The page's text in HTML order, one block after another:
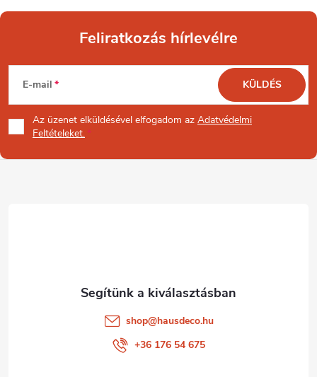
í
á
s
e
l
L
á
b
Feliratkozás hírlevélre
E-mail
Az üzenet elküldésével elfogadom az Adatvédelmi
Feltételeket.
KÜLDÉS
shop@hausdeco.hu
+36 176 54 675